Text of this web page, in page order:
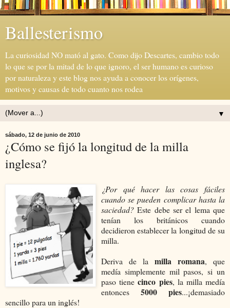
Ballesterismo
La curiosidad NO mató al gato. Como dijo Descartes, cambio todo
lo que se por la mitad de lo que ignoro, el ser humano es curioso
por naturaleza y este blog nos ayuda a conocer los orígenes,
motivos y causas de todo cuanto nos rodea
▼
sábado, 12 de junio de 2010
¿Cómo se fijó la longitud de la milla
inglesa?
¿Por qué hacer las cosas fáciles
cuando se pueden complicar hasta la
saciedad? Este debe ser el lema que
tenían los británicos cuando
decidieron establecer la longitud de su
milla.
Deriva de la milla romana, que
medía simplemente mil pasos, si un
paso tienecinco pies, la milla medía
entonces 5000 pies...¡demasiado
sencillo para un inglés!